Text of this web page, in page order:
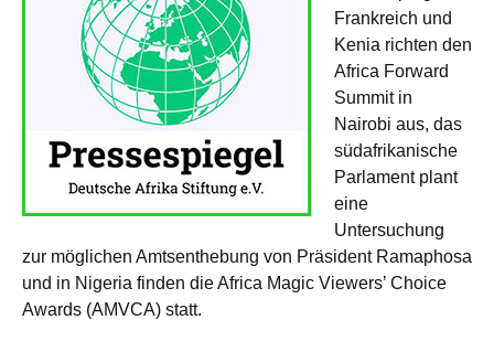
Frankreich und
Kenia richten den
Africa Forward
Summit in
Nairobi aus, das
südafrikanische
Parlament plant
eine
Untersuchung
zur möglichen Amtsenthebung von Präsident Ramaphosa
und in Nigeria finden die Africa Magic Viewers’ Choice
Awards (AMVCA) statt.